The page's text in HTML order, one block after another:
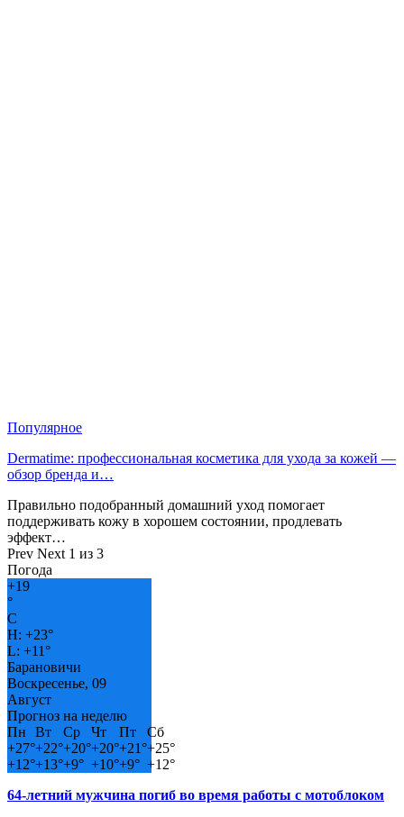
Популярное
Dermatime: профессиональная косметика для ухода за кожей —
обзор бренда и…
Правильно подобранный домашний уход помогает
поддерживать кожу в хорошем состоянии, продлевать
эффект…
Prev Next 1 из 3
Погода
+19
°
C
H: +23°
L: +11°
Барановичи
Воскресенье, 09
Август
Прогноз на неделю
Пн
Вт Ср Чт Пт
Сб
+27°+22°+20°+20°+21°+25°
+12°+13°+9° +10°+9° +12°
64-летний мужчина погиб во время работы с мотоблоком